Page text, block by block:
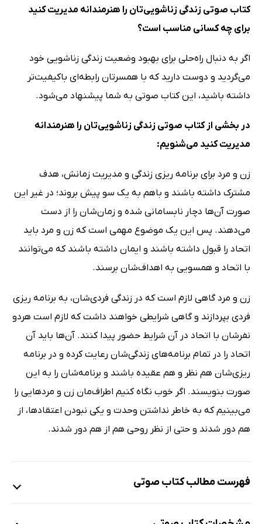
کتاب صوتی زندگی زناشویی‌تان را هنرمندانه مدیریت کنید
برای چه کسانی مناسب است؟
اگر به دنبال راه‌حلی برای بهبود وضعیت زندگی زناشویی خود
می‌گردید و دوست دارید که با همسرتان رابطه‌ای باکیفیت‌تر
داشته باشید، این کتاب صوتی به شما پیشنهاد می‌شود.
در بخشی از کتاب صوتی زندگی زناشویی‌تان را هنرمندانه
مدیریت کنید می‌شنویم:
زن و مرد برای برنامه ریزی زندگی و مدیریت زمانش، هدف
مشترک داشته باشند و باهم به یک سو پیش بروند؛ در غیر این
صورت آن‌ها دچار نابسامانی شده و زمان‌شان را از دست
می‌دهند. پس این یک موضوع مهمی است که زن و مرد باید
اتحاد را قبول داشته باشند و ایمان داشته باشند که می‌توانند
با اتحاد و همسویی به اهداف‌شان برسند.
زن و مرد گاهی لازم است که در زندگی فردی‌شان، به برنامه ریزی
فردی بپردازند و گاهی شرایطی خواهند داشت که لازم است هردو
نفرشان با اتحاد در آن شرایط حضور پیدا کنند. آن‌ها باید آن
اتحاد را در تمام برنامه‌های زندگی‌شان رعایت کرده و در برنامه
ریزی‌شان هم نظر و هم عقیده باشند و برنامه‌شان را به این
صورت بنویسند. اگر خوب نگاه کنیم اطراف‌مان زن و مردهایی را
می‌بینیم که به خاطر نداشتن وحدت و یکی نبودن اعتقادها، از
هم دور شدند و حتی از نظر روحی هم از هم دور شدند.
فهرست مطالب کتاب صوتی
نمونه